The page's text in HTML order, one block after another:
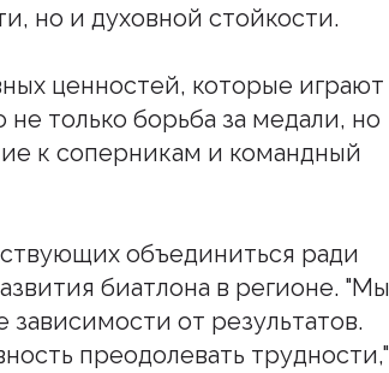
но и духовной стойкости.
ценностей, которые играют
только борьба за медали, но
к соперникам и командный
объединиться ради
биатлона в регионе. "Мы
зависимости от результатов.
преодолевать трудности,"